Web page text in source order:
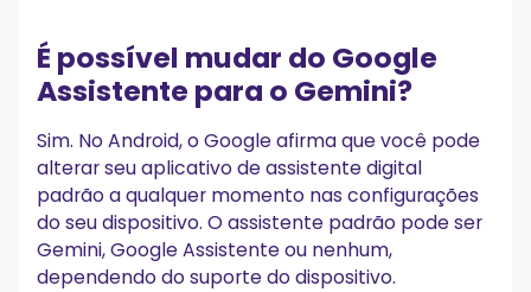
É possível mudar do Google
Assistente para o Gemini?
Sim. No Android, o Google afirma que você pode
alterar seu aplicativo de assistente digital
padrão a qualquer momento nas configurações
do seu dispositivo. O assistente padrão pode ser
Gemini, Google Assistente ou nenhum,
dependendo do suporte do dispositivo.